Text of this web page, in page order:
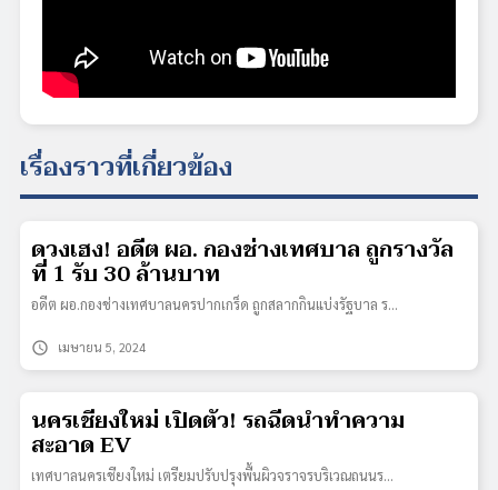
เรื่องราวที่เกี่ยวข้อง
ดวงเฮง! อดีต ผอ. กองช่างเทศบาล ถูกรางวัล
ที่ 1 รับ 30 ล้านบาท
อดีต ผอ.กองช่างเทศบาลนครปากเกร็ด ถูกสลากกินแบ่งรัฐบาล ร…
schedule เมษายน 5, 2024
นครเชียงใหม่ เปิดตัว! รถฉีดน้ำทำความ
สะอาด EV
เทศบาลนครเชียงใหม่ เตรียมปรับปรุงพื้นผิวจราจรบริเวณถนนร…